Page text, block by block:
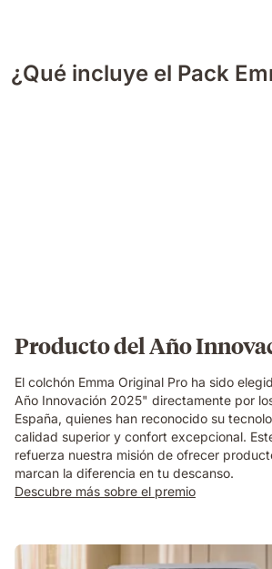
¿Qué incluye el Pack
Producto del Año
El colchón Emma Original Pro ha sido
Año Innovación 2025" directamente por
España, quienes han reconocido su
calidad superior y confort excepcional.
refuerza nuestra misión de ofrecer
marcan la diferencia en tu descanso.​
Descubre más sobre el premio